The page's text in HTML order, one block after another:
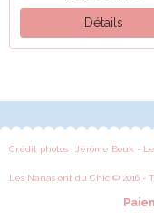
Détails
Crédit photos : Jérôme Bouk -
Les Nanas ont du Chic © 2016 -